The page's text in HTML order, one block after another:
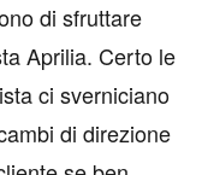
di sfruttare
Aprilia. Certo le
ci sverniciano
di direzione